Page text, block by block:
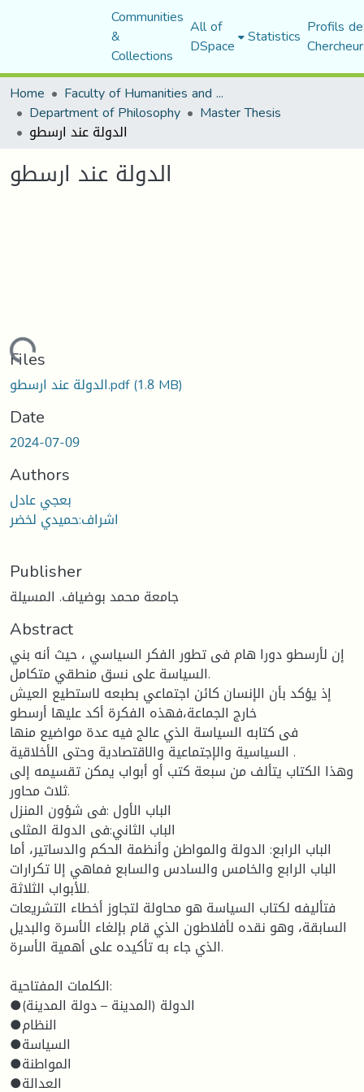
Communities
&
Collections
All of
DSpace Statistics Profils
Home
Faculty of Humanities and Social Sciences
Department of Philosophy Master Thesis
الدولة عند ارسطو
الدولة عند ارسطو
Loading...
Files
الدولة عند ارسطو.pdf(1.8 MB)
Date
2024-07-09
Authors
بعجي عادل
اشراف:حميدي لخضر
Publisher
جامعة محمد بوضياف. المسيلة
Abstract
إن لأرسطو دورا هام فى تطور الفكر السياسي ، حيث أنه بني
السياسة على نسق منطقي متكامل.
إذ يؤكد بأن الإنسان كائن اجتماعي بطبعه لاستطيع العيش
خارج الجماعة،فهذه الفكرة أكد عليها أرسطو
فى كتابه السياسة الذي عالج فيه عدة مواضيع منها
السياسية والإجتماعية والاقتصادية وحتى الأخلاقية .
وهذا الكتاب يتألف من سبعة كتب أو أبواب يمكن تقسيمه إلى
ثلاث محاور.
الباب الأول :فى شؤون المنزل
الباب الثاني:فى الدولة المثلى
الباب الرابع: الدولة والمواطن وأنظمة الحكم والدساتير، أما
الباب الرابع والخامس والسادس والسابع فماهي إلا تكرارات
للأبواب الثلاثة.
فتأليفه لكتاب السياسة هو محاولة لتجاوز أخطاء التشريعات
السابقة، وهو نقده لأفلاطون الذي قام بإلغاء الأسرة والبديل
الذي جاء به تأكيده على أهمية الأسرة.
الكلمات المفتاحية:
●الدولة (المدينة – دولة المدينة)
●النظام
●السياسة
●المواطنة
●العدالة